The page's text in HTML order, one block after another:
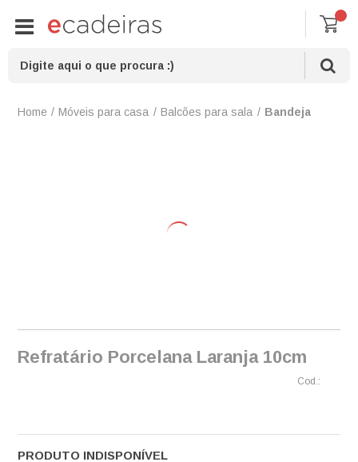
Móveis para casa Balcões para sala Bandeja
Refratário Porcelana Laranja 10cm